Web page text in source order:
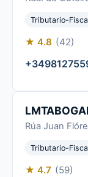
Tributario-
★ 4.8 (42)
Rúa Juan
Tributario-
★ 4.7 (59)